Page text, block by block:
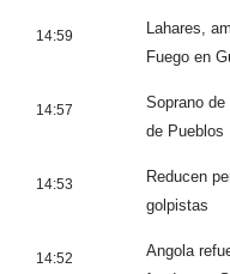
14:59
Lahares,
Fuego en
14:57
Soprano
de Pueblos
14:53
Reducen
golpistas
14:52
Angola